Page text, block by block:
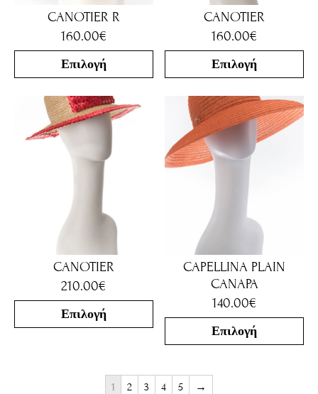
CANOTIER R
160.00€
Επιλογή
CANOTIER
160.00€
Επιλογή
CANOTIER
210.00€
Επιλογή
CAPELLINA PLAIN
CANAPA
140.00€
Επιλογή
1 2 3 4 5 →